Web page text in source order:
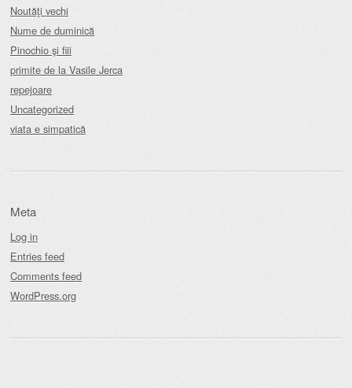
Noutăţi vechi
Nume de duminică
Pinochio şi fiii
primite de la Vasile Jerca
repejoare
Uncategorized
viata e simpatică
Meta
Log in
Entries feed
Comments feed
WordPress.org